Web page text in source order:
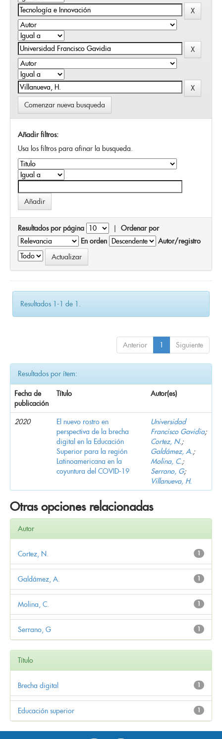
Comenzar nueva busqueda
Añadir filtros:
Usa los filtros para afinar la busqueda.
Resultados por página | Ordenar por
En orden
Autor/registro
Resultados 1-1 de 1.
Anterior 1 Siguiente
Resultados por ítem:
Fecha de
publicación
Título Autor(es)
2020
El nuevo rostro en
perspectiva de la brecha
digital en la Educación
Superior para la región
Latinoamericana en la
coyuntura del COVID-19
Universidad
Francisco Gavidia;
Cortez, N.;
Galdámez, A.;
Molina, C.;
Serrano, G;
Villanueva, H.
Otras opciones relacionadas
Autor
1
Cortez, N.
1
Galdámez, A.
1
Molina, C.
1
Serrano, G
Título
1
Brecha digital
1
Educación superior